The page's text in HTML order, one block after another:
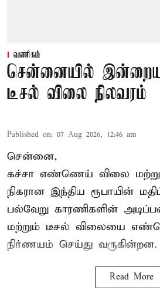
வணிகம்
சென்னையில்
டீசல் விலை நிலவரம்
Published on: 07 Aug 2026, 12:46 am
சென்னை,
கச்சா எண்ணெய் விலை
நிகரான இந்திய ரூபாயின்
பல்வேறு காரணிகளின்
மற்றும் டீசல் விலையை
நிர்ணயம் செய்து வருகின்றன.
Read More